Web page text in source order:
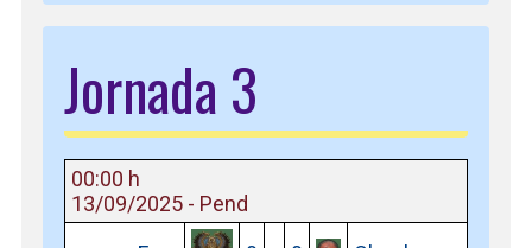
Jornada 3
00:00 h
13/09/2025 - Pend